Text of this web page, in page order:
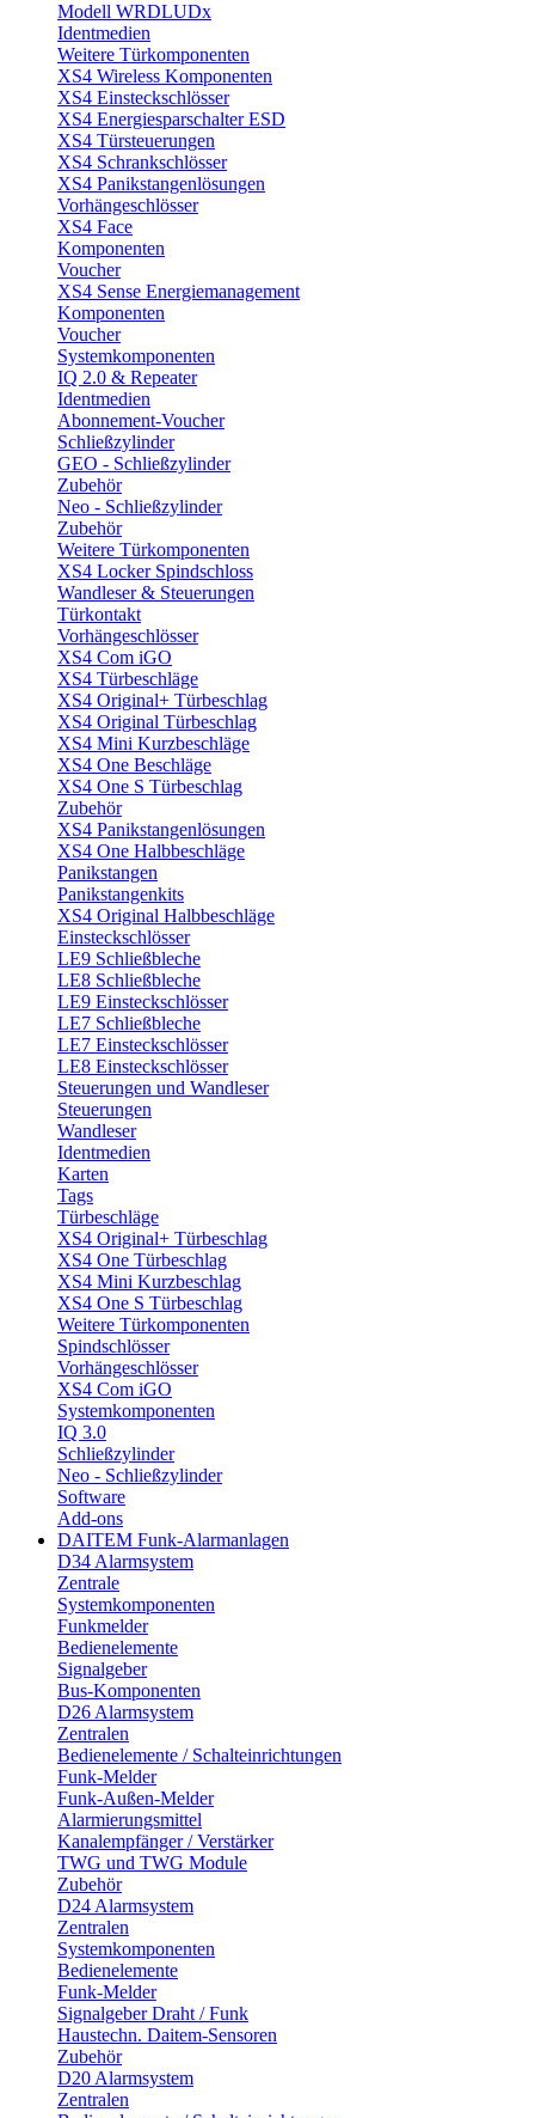
Modell WRDLUDx
Identmedien
Weitere Türkomponenten
XS4 Wireless Komponenten
XS4 Einsteckschlösser
XS4 Energiesparschalter ESD
XS4 Türsteuerungen
XS4 Schrankschlösser
XS4 Panikstangenlösungen
Vorhängeschlösser
XS4 Face
Komponenten
Voucher
XS4 Sense Energiemanagement
Komponenten
Voucher
Systemkomponenten
IQ 2.0 & Repeater
Identmedien
Abonnement-Voucher
Schließzylinder
GEO - Schließzylinder
Zubehör
Neo - Schließzylinder
Zubehör
Weitere Türkomponenten
XS4 Locker Spindschloss
Wandleser & Steuerungen
Türkontakt
Vorhängeschlösser
XS4 Com iGO
XS4 Türbeschläge
XS4 Original+ Türbeschlag
XS4 Original Türbeschlag
XS4 Mini Kurzbeschläge
XS4 One Beschläge
XS4 One S Türbeschlag
Zubehör
XS4 Panikstangenlösungen
XS4 One Halbbeschläge
Panikstangen
Panikstangenkits
XS4 Original Halbbeschläge
Einsteckschlösser
LE9 Schließbleche
LE8 Schließbleche
LE9 Einsteckschlösser
LE7 Schließbleche
LE7 Einsteckschlösser
LE8 Einsteckschlösser
Steuerungen und Wandleser
Steuerungen
Wandleser
Identmedien
Karten
Tags
Türbeschläge
XS4 Original+ Türbeschlag
XS4 One Türbeschlag
XS4 Mini Kurzbeschlag
XS4 One S Türbeschlag
Weitere Türkomponenten
Spindschlösser
Vorhängeschlösser
XS4 Com iGO
Systemkomponenten
IQ 3.0
Schließzylinder
Neo - Schließzylinder
Software
Add-ons
DAITEM Funk-Alarmanlagen
D34 Alarmsystem
Zentrale
Systemkomponenten
Funkmelder
Bedienelemente
Signalgeber
Bus-Komponenten
D26 Alarmsystem
Zentralen
Bedienelemente / Schalteinrichtungen
Funk-Melder
Funk-Außen-Melder
Alarmierungsmittel
Kanalempfänger / Verstärker
TWG und TWG Module
Zubehör
D24 Alarmsystem
Zentralen
Systemkomponenten
Bedienelemente
Funk-Melder
Signalgeber Draht / Funk
Haustechn. Daitem-Sensoren
Zubehör
D20 Alarmsystem
Zentralen